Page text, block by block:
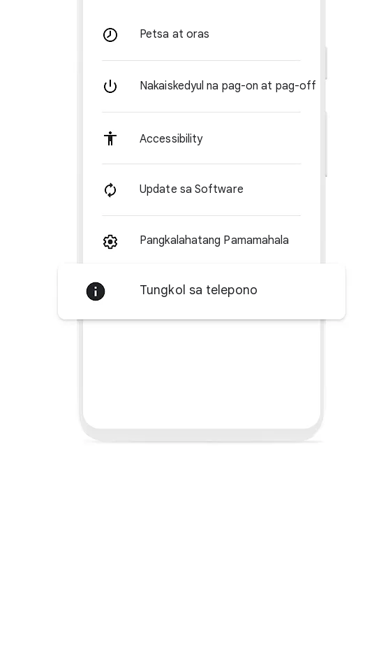
Petsa at oras
Nakaiskedyul na pag-on at pag-off
Accessibility
Update sa Software
Pangkalahatang Pamamahala
Tungkol sa telepono